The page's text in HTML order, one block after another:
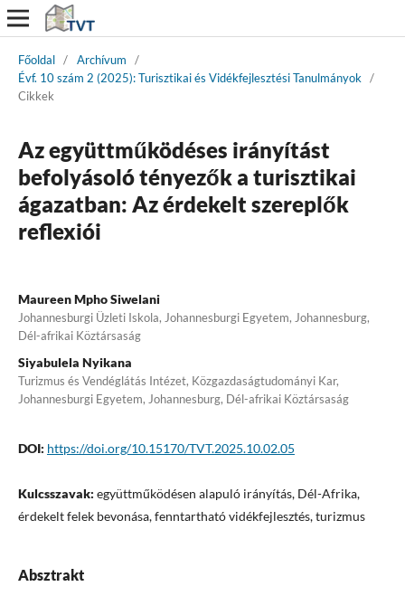
Főoldal / Archívum
/
Évf. 10 szám 2 (2025): Turisztikai és Vidékfejlesztési Tanulmányok /
Cikkek
Az együttműködéses irányítást
befolyásoló tényezők a turisztikai
ágazatban: Az érdekelt szereplők
reflexiói
Maureen Mpho Siwelani
Johannesburgi Üzleti Iskola, Johannesburgi Egyetem, Johannesburg,
Dél-afrikai Köztársaság
Siyabulela Nyikana
Turizmus és Vendéglátás Intézet, Közgazdaságtudományi Kar,
Johannesburgi Egyetem, Johannesburg, Dél-afrikai Köztársaság
DOI: https://doi.org/10.15170/TVT.2025.10.02.05
Kulcsszavak: együttműködésen alapuló irányítás, Dél-Afrika,
érdekelt felek bevonása, fenntartható vidékfejlesztés, turizmus
Absztrakt